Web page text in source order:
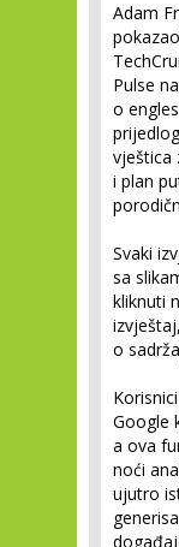
Adam
Pulse
o
vještica
i plan
Svaki
sa
kliknuti
o
Google
a ova
noći
ujutro